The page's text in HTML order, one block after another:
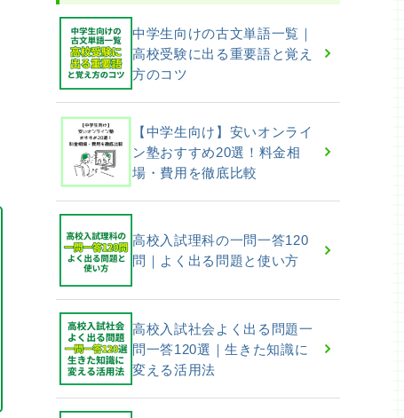
中学生向けの古文単語一覧｜
高校受験に出る重要語と覚え
方のコツ
【中学生向け】安いオンライ
ン塾おすすめ20選！料金相
場・費用を徹底比較
高校入試理科の一問一答120
問｜よく出る問題と使い方
高校入試社会よく出る問題一
問一答120選｜生きた知識に
変える活用法